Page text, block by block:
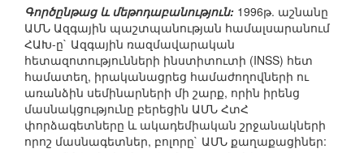
Գործընթաց և մեթոդաբանություն: 1996թ. աշնանը
ԱՄՆ Ազգային պաշտպանության համալսարանում
ՀԱԽ-ը` Ազգային ռազմավարական
հետազոտությունների ինստիտուտի (INSS) հետ
համատեղ, իրականացրեց համաժողովների ու
առանձին սեմինարների մի շարք, որին իրենց
մասնակցությունը բերեցին ԱՄՆ ՀտՀ
փորձագետները և ակադեմիական շրջանակների
որոշ մասնագետներ, բոլորը` ԱՄՆ քաղաքացիներ: